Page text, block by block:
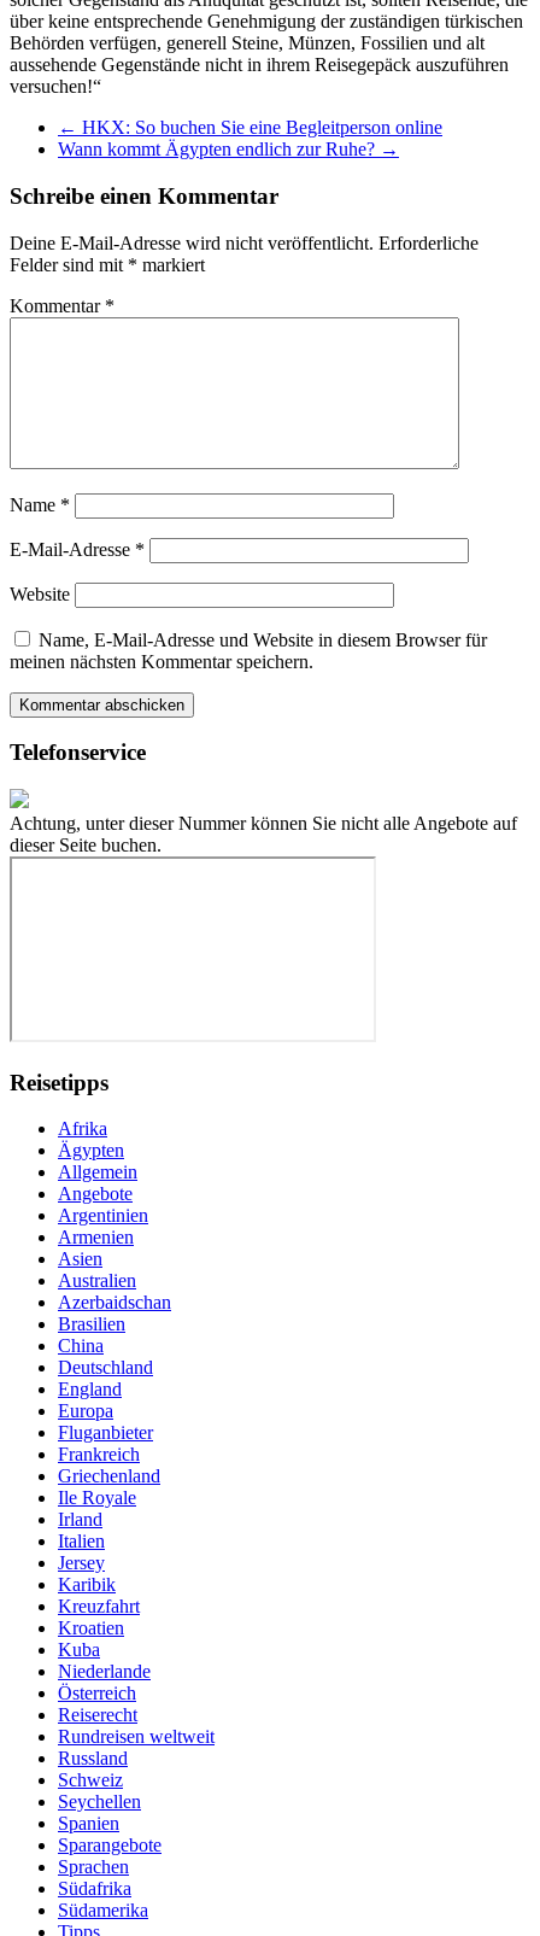
über keine entsprechende Genehmigung der zuständigen türkischen
Behörden verfügen, generell Steine, Münzen, Fossilien und alt
aussehende Gegenstände nicht in ihrem Reisegepäck auszuführen
versuchen!“
← HKX: So buchen Sie eine Begleitperson online
Wann kommt Ägypten endlich zur Ruhe? →
Schreibe einen Kommentar
Deine E-Mail-Adresse wird nicht veröffentlicht. Erforderliche
Felder sind mit * markiert
Kommentar *
Name *
E-Mail-Adresse *
Website
Name, E-Mail-Adresse und Website in diesem Browser für
meinen nächsten Kommentar speichern.
Telefonservice
Achtung, unter dieser Nummer können Sie nicht alle Angebote auf
dieser Seite buchen.
Reisetipps
Afrika
Ägypten
Allgemein
Angebote
Argentinien
Armenien
Asien
Australien
Azerbaidschan
Brasilien
China
Deutschland
England
Europa
Fluganbieter
Frankreich
Griechenland
Ile Royale
Irland
Italien
Jersey
Karibik
Kreuzfahrt
Kroatien
Kuba
Niederlande
Österreich
Reiserecht
Rundreisen weltweit
Russland
Schweiz
Seychellen
Spanien
Sparangebote
Sprachen
Südafrika
Südamerika